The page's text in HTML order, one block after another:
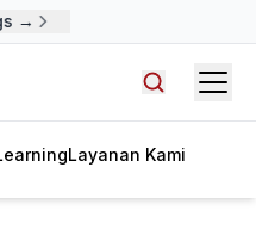
→
Layanan Kami